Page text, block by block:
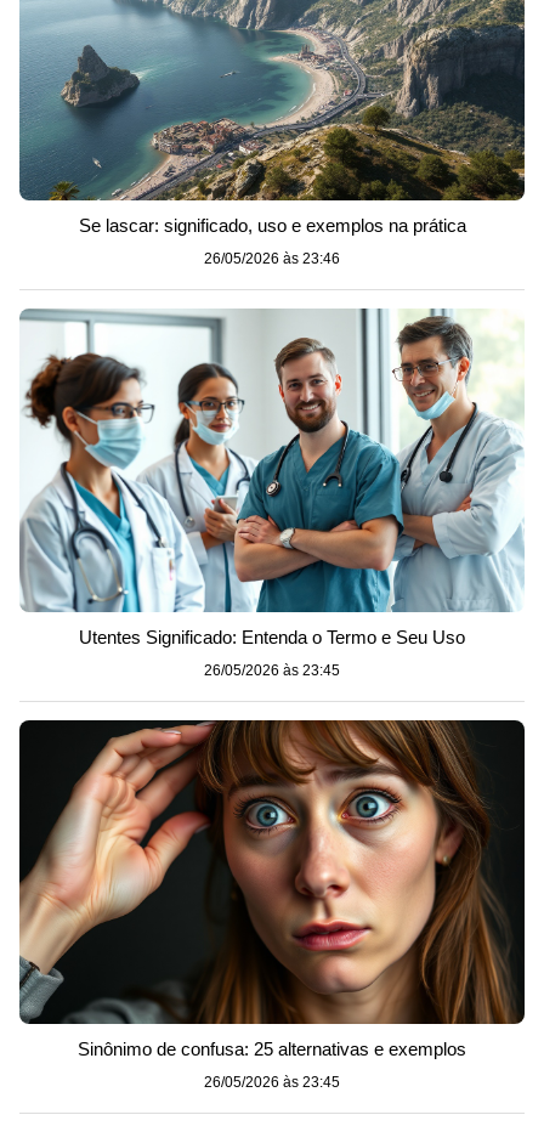
Se lascar: significado, uso e exemplos na prática
26/05/2026 às 23:46
Utentes Significado: Entenda o Termo e Seu Uso
26/05/2026 às 23:45
Sinônimo de confusa: 25 alternativas e exemplos
26/05/2026 às 23:45